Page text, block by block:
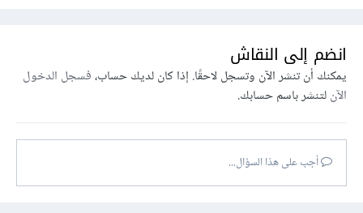
انضم إلى النقاش
يمكنك أن تنشر الآن وتسجل لاحقًا. إذا كان لديك حساب،فسجل الدخول
الآنلتنشر باسم حسابك.
أجب على هذا السؤال...